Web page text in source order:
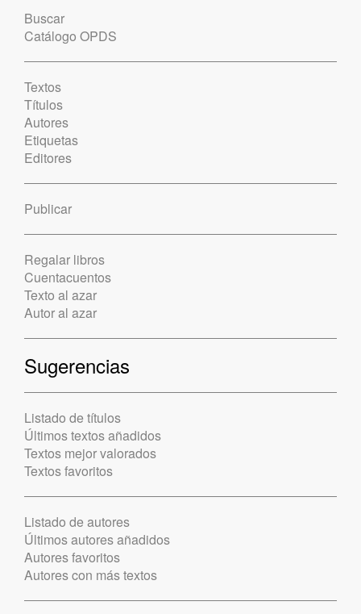
Buscar
Catálogo OPDS
Textos
Títulos
Autores
Etiquetas
Editores
Publicar
Regalar libros
Cuentacuentos
Texto al azar
Autor al azar
Sugerencias
Listado de títulos
Últimos textos añadidos
Textos mejor valorados
Textos favoritos
Listado de autores
Últimos autores añadidos
Autores favoritos
Autores con más textos